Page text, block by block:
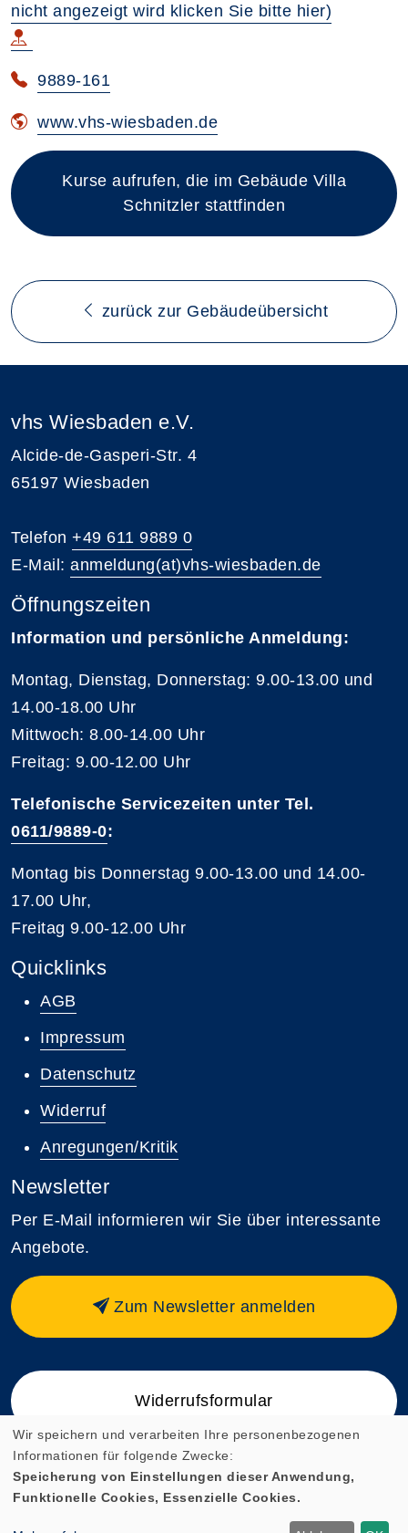
nicht angezeigt wird klicken Sie bitte hier)
9889-161
www.vhs-wiesbaden.de
Kurse aufrufen, die im Gebäude Villa
Schnitzler stattfinden
zurück zur Gebäudeübersicht
vhs Wiesbaden e.V.
Alcide-de-Gasperi-Str. 4
65197 Wiesbaden
Telefon +49 611 9889 0
E-Mail: anmeldung(at)vhs-wiesbaden.de
Öffnungszeiten
Information und persönliche Anmeldung:
Montag, Dienstag, Donnerstag: 9.00-13.00 und
14.00-18.00 Uhr
Mittwoch: 8.00-14.00 Uhr
Freitag: 9.00-12.00 Uhr
Telefonische Servicezeiten unter Tel.
0611/9889-0:
Montag bis Donnerstag 9.00-13.00 und 14.00-
17.00 Uhr,
Freitag 9.00-12.00 Uhr
Quicklinks
AGB
Impressum
Datenschutz
Widerruf
Anregungen/Kritik
Newsletter
Per E-Mail informieren wir Sie über interessante
Angebote.
Zum Newsletter anmelden
Widerrufsformular
Cookie Einstellungen
Wir speichern und verarbeiten Ihre personenbezogenen
Informationen für folgende Zwecke:
Speicherung von Einstellungen dieser Anwendung,
Funktionelle Cookies, Essenzielle Cookies.